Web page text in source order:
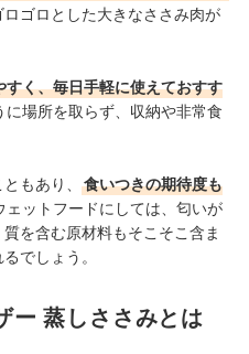
ゴロとした大きなささみ肉が
く、毎日手軽に使えておすす
場所を取らず、収納や非常食
もあり、
食いつきの期待度も
ェットフードにしては、匂いが
を含む原材料もそこそこ含ま
でしょう。
ー 蒸しささみとは